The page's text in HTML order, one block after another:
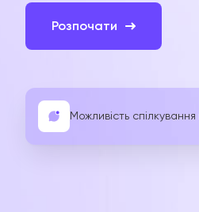
Розпочати
Можливість спілкування